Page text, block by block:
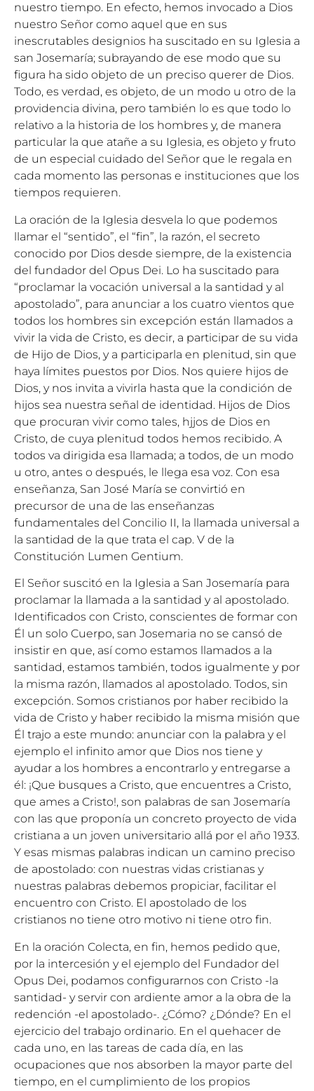
nuestro tiempo. En efecto, hemos invocado a Dios
nuestro Señor como aquel que en sus
inescrutables designios ha suscitado en su Iglesia a
san Josemaría; subrayando de ese modo que su
figura ha sido objeto de un preciso querer de Dios.
Todo, es verdad, es objeto, de un modo u otro de la
providencia divina, pero también lo es que todo lo
relativo a la historia de los hombres y, de manera
particular la que atañe a su Iglesia, es objeto y fruto
de un especial cuidado del Señor que le regala en
cada momento las personas e instituciones que los
tiempos requieren.
La oración de la Iglesia desvela lo que podemos
llamar el “sentido”, el “fin”, la razón, el secreto
conocido por Dios desde siempre, de la existencia
del fundador del Opus Dei. Lo ha suscitado para
“proclamar la vocación universal a la santidad y al
apostolado”, para anunciar a los cuatro vientos que
todos los hombres sin excepción están llamados a
vivir la vida de Cristo, es decir, a participar de su vida
de Hijo de Dios, y a participarla en plenitud, sin que
haya límites puestos por Dios. Nos quiere hijos de
Dios, y nos invita a vivirla hasta que la condición de
hijos sea nuestra señal de identidad. Hijos de Dios
que procuran vivir como tales, hjjos de Dios en
Cristo, de cuya plenitud todos hemos recibido. A
todos va dirigida esa llamada; a todos, de un modo
u otro, antes o después, le llega esa voz. Con esa
enseñanza, San José María se convirtió en
precursor de una de las enseñanzas
fundamentales del Concilio II, la llamada universal a
la santidad de la que trata el cap. V de la
Constitución Lumen Gentium.
El Señor suscitó en la Iglesia a San Josemaría para
proclamar la llamada a la santidad y al apostolado.
Identificados con Cristo, conscientes de formar con
Él un solo Cuerpo, san Josemaria no se cansó de
insistir en que, así como estamos llamados a la
santidad, estamos también, todos igualmente y por
la misma razón, llamados al apostolado. Todos, sin
excepción. Somos cristianos por haber recibido la
vida de Cristo y haber recibido la misma misión que
Él trajo a este mundo: anunciar con la palabra y el
ejemplo el infinito amor que Dios nos tiene y
ayudar a los hombres a encontrarlo y entregarse a
él: ¡Que busques a Cristo, que encuentres a Cristo,
que ames a Cristo!, son palabras de san Josemaría
con las que proponía un concreto proyecto de vida
cristiana a un joven universitario allá por el año 1933.
Y esas mismas palabras indican un camino preciso
de apostolado: con nuestras vidas cristianas y
nuestras palabras debemos propiciar, facilitar el
encuentro con Cristo. El apostolado de los
cristianos no tiene otro motivo ni tiene otro fin.
En la oración Colecta, en fin, hemos pedido que,
por la intercesión y el ejemplo del Fundador del
Opus Dei, podamos configurarnos con Cristo -la
santidad- y servir con ardiente amor a la obra de la
redención -el apostolado-. ¿Cómo? ¿Dónde? En el
ejercicio del trabajo ordinario. En el quehacer de
cada uno, en las tareas de cada día, en las
ocupaciones que nos absorben la mayor parte del
tiempo, en el cumplimiento de los propios